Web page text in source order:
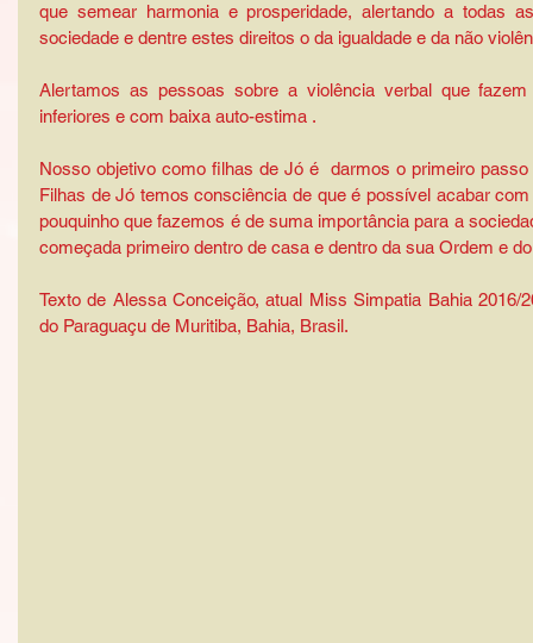
que semear harmonia e prosperidade, alertando a todas
sociedade e dentre estes direitos o da igualdade e da não
Alertamos as pessoas sobre a violência verbal que
inferiores e com baixa auto-estima .
Nosso objetivo como filhas de Jó é  darmos o primeiro
Filhas de Jó temos consciência de que é possível acabar
pouquinho que fazemos é de suma importância para a
começada primeiro dentro de casa e dentro da sua Ordem e
Texto de Alessa Conceição, atual Miss Simpatia Bahia
do Paraguaçu de Muritiba, Bahia, Brasil.